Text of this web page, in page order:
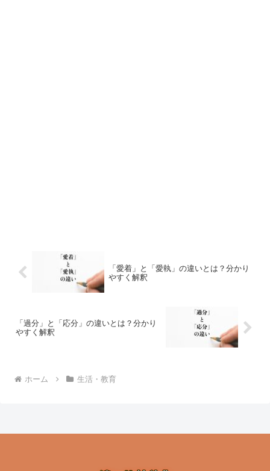
「愛着」と「愛執」の違いとは？分かり
やすく解釈
「過分」と「応分」の違いとは？分かり
やすく解釈
ホーム 生活・教育